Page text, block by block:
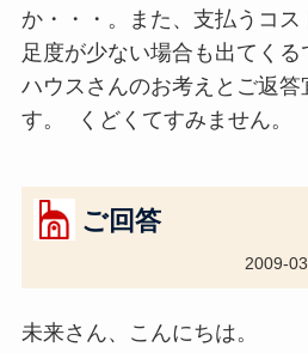
か・・・。また、支払うコ
足度が少ない場合も出てくる
ハウスさんのお考えとご返答
す。 くどくてすみません。
ご回答
2009-
未来さん、こんにちは。